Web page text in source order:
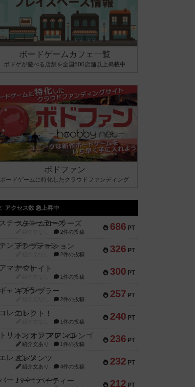
ボードゲームカフェ一覧
ボドゲが遊べる店舗を全国500店舗以上掲載中
ボドファン
ボードゲームに特化したクラウドファンディング
アクセス数 急上昇中
686 PT
スチームローラーズ
2件の投稿
326 PT
テンプテーション
2件の投稿
300 PT
アマナイト
1件の投稿
257 PT
ギャンブラー
2件の投稿
240 PT
コレクト！
1件の投稿
236 PT
トリオンフ ア マレンゴ
紹介文あり 1件の投稿
232 PT
エレメンツ
紹介文あり 4件の投稿
212 PT
バー！パーティー